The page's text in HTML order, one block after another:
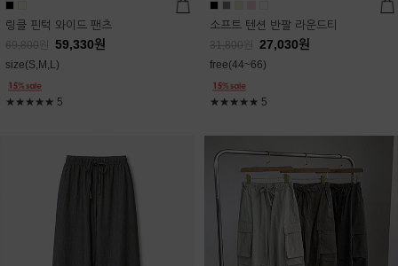
링클 핀턱 와이드 팬츠
69,800 59,330원
size(S,M,L)
★★★★★ 5
소프트 텐션 반팔 라운드티
31,800 27,030원
free(44~66)
★★★★★ 5